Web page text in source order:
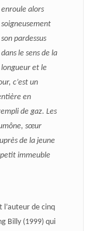
enroule alors
soigneusement
son pardessus
dans le sens de la
longueur et le
c’est un
en
de gaz. Les
sœur
de la jeune
petit immeuble
l’auteur de cinq
Billy (1999) qui